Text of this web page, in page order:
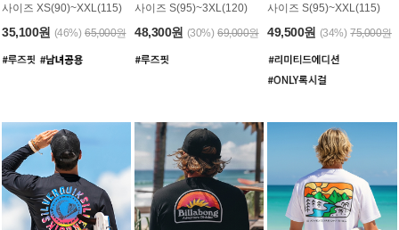
사이즈 XS(90)~XXL(115)
35,100원 (46%) 65,000원
사이즈 S(95)~3XL(120)
48,300원 (30%) 69,000원
사이즈 S(95)~XXL(115)
49,500원 (34%) 75,000원